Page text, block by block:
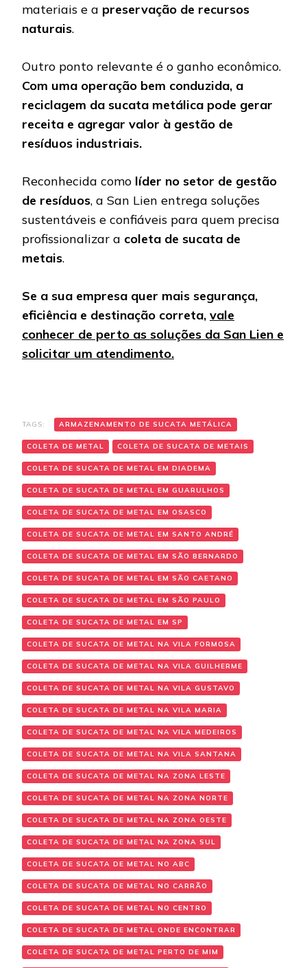
materiais e a preservação de recursos
naturais.
Outro ponto relevante é o ganho econômico.
Com uma operação bem conduzida, a
reciclagem da sucata metálica pode gerar
receita e agregar valor à gestão de
resíduos industriais.
Reconhecida como líder no setor de gestão
de resíduos, a San Lien entrega soluções
sustentáveis e confiáveis para quem precisa
profissionalizar a coleta de sucata de
metais.
Se a sua empresa quer mais segurança,
eficiência e destinação correta, vale
conhecer de perto as soluções da San Lien e
solicitar um atendimento.
TAGS: ARMAZENAMENTO DE SUCATA METÁLICA
COLETA DE METAL COLETA DE SUCATA DE METAIS
COLETA DE SUCATA DE METAL EM DIADEMA
COLETA DE SUCATA DE METAL EM GUARULHOS
COLETA DE SUCATA DE METAL EM OSASCO
COLETA DE SUCATA DE METAL EM SANTO ANDRÉ
COLETA DE SUCATA DE METAL EM SÃO BERNARDO
COLETA DE SUCATA DE METAL EM SÃO CAETANO
COLETA DE SUCATA DE METAL EM SÃO PAULO
COLETA DE SUCATA DE METAL EM SP
COLETA DE SUCATA DE METAL NA VILA FORMOSA
COLETA DE SUCATA DE METAL NA VILA GUILHERME
COLETA DE SUCATA DE METAL NA VILA GUSTAVO
COLETA DE SUCATA DE METAL NA VILA MARIA
COLETA DE SUCATA DE METAL NA VILA MEDEIROS
COLETA DE SUCATA DE METAL NA VILA SANTANA
COLETA DE SUCATA DE METAL NA ZONA LESTE
COLETA DE SUCATA DE METAL NA ZONA NORTE
COLETA DE SUCATA DE METAL NA ZONA OESTE
COLETA DE SUCATA DE METAL NA ZONA SUL
COLETA DE SUCATA DE METAL NO ABC
COLETA DE SUCATA DE METAL NO CARRÃO
COLETA DE SUCATA DE METAL NO CENTRO
COLETA DE SUCATA DE METAL ONDE ENCONTRAR
COLETA DE SUCATA DE METAL PERTO DE MIM